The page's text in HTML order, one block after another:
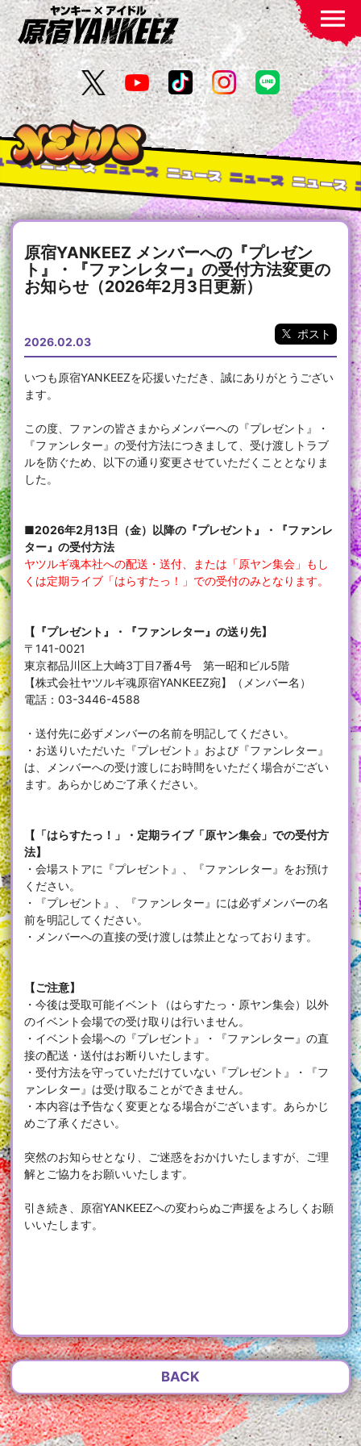
menu
ス ニュース ニュース ニュース ニュース ニュース
原宿YANKEEZ メンバーへの『プレゼン
ト』・『ファンレター』の受付方法変更の
お知らせ（2026年2月3日更新）
2026.02.03
ポスト
いつも原宿YANKEEZを応援いただき、誠にありがとうござい
ます。
この度、ファンの皆さまからメンバーへの『プレゼント』・
『ファンレター』の受付方法につきまして、受け渡しトラブ
ルを防ぐため、以下の通り変更させていただくこととなりま
した。
■2026年2月13日（金）以降の『プレゼント』・『ファンレ
ター』の受付方法
ヤツルギ魂本社への配送・送付、または「原ヤン集会」もし
くは定期ライブ「はらすたっ！」での受付のみとなります。
【『プレゼント』・『ファンレター』の送り先】
〒141-0021
東京都品川区上大崎3丁目7番4号 第一昭和ビル5階
【株式会社ヤツルギ魂原宿YANKEEZ宛】（メンバー名）
電話：03-3446-4588
・送付先に必ずメンバーの名前を明記してください。
・お送りいただいた『プレゼント』および『ファンレター』
は、メンバーへの受け渡しにお時間をいただく場合がござい
ます。あらかじめご了承ください。
【「はらすたっ！」・定期ライブ「原ヤン集会」での受付方
法】
・会場ストアに『プレゼント』、『ファンレター』をお預け
ください。
・『プレゼント』、『ファンレター』には必ずメンバーの名
前を明記してください。
・メンバーへの直接の受け渡しは禁止となっております。
【ご注意】
・今後は受取可能イベント（はらすたっ・原ヤン集会）以外
のイベント会場での受け取りは行いません。
・イベント会場への『プレゼント』・『ファンレター』の直
接の配送・送付はお断りいたします。
・受付方法を守っていただけていない『プレゼント』・『フ
ァンレター』は受け取ることができません。
・本内容は予告なく変更となる場合がございます。あらかじ
めご了承ください。
突然のお知らせとなり、ご迷惑をおかけいたしますが、ご理
解とご協力をお願いいたします。
引き続き、原宿YANKEEZへの変わらぬご声援をよろしくお願
いいたします。
BACK